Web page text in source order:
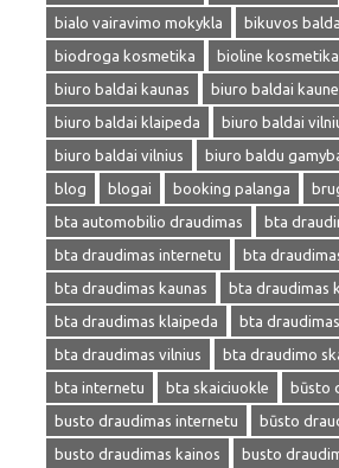
bialo vairavimo mokykla
bikuvos
biodroga kosmetika
bioline kosmetika
biuro baldai kaunas
biuro baldai kaune
biuro baldai klaipeda
biuro baldai
biuro baldai vilnius
biuro baldu
blog
blogai booking palanga
bta automobilio draudimas
bta
bta draudimas internetu
bta
bta draudimas kaunas
bta draudimas
bta draudimas klaipeda
bta
bta draudimas vilnius
bta draudimo
bta internetu
bta skaiciuokle
būsto
busto draudimas internetu
būsto
busto draudimas kainos
busto